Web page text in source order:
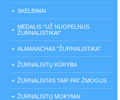
SKELBIMAI
MEDALIS "UŽ NUOPELNUS
ŽURNALISTIKAI"
ALMANACHAS "ŽURNALISTIKA"
ŽURNALISTŲ KŪRYBA
ŽURNALISTAS TAIP PAT ŽMOGUS
ŽURNALISTŲ MOKYMAI